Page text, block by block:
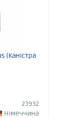
(Каністра
23932
Німеччина